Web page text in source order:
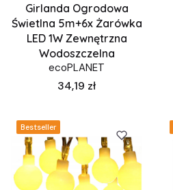
Girlanda Ogrodowa
Świetlna 5m+6x Żarówka
LED 1W Zewnętrzna
Wodoszczelna
ecoPLANET
Cena
34,19 zł
Bestseller